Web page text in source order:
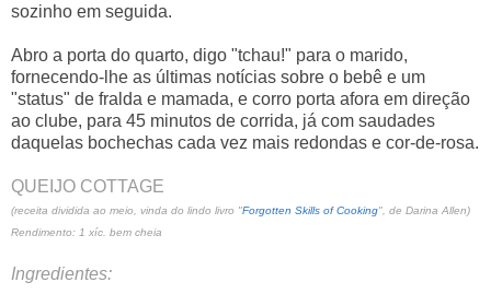
sozinho em seguida.
Abro a porta do quarto, digo "tchau!" para o marido,
fornecendo-lhe as últimas notícias sobre o bebê e um
"status" de fralda e mamada, e corro porta afora em direção
ao clube, para 45 minutos de corrida, já com saudades
daquelas bochechas cada vez mais redondas e cor-de-rosa.
QUEIJO COTTAGE
(receita dividida ao meio, vinda do lindo livro "Forgotten Skills of Cooking", de Darina Allen)
Rendimento: 1 xíc. bem cheia
Ingredientes: